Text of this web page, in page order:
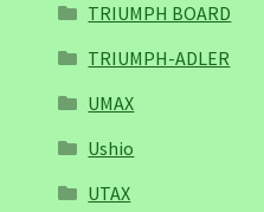
TRIUMPH BOARD
TRIUMPH-ADLER
UMAX
Ushio
UTAX